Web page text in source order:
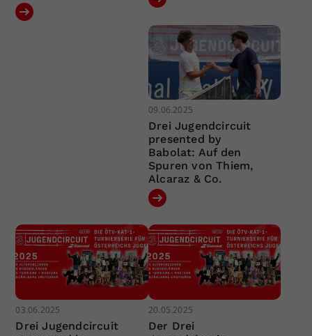
09.06.2025
Drei Jugendcircuit
presented by
Babolat: Auf den
Spuren von Thiem,
Alcaraz & Co.
03.06.2025
Drei Jugendcircuit
20.05.2025
Der Drei